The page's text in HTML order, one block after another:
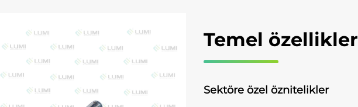
Temel özellikler
Sektöre özel öznitelikler